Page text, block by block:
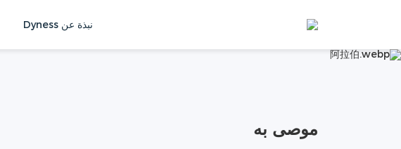
نبذة عن Dyness المنتجات
موصى به